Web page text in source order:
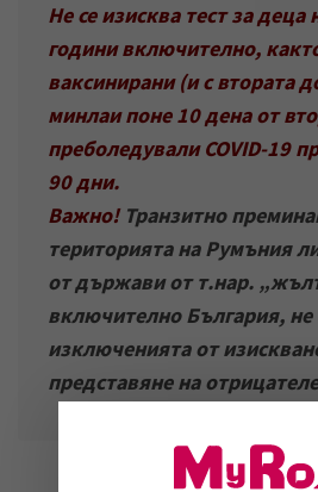
Не се изисква тест за деца
години включително,
ваксинирани (и с втората
минлаи поне 10 дена от
преболедували COVID-19
90 дни.
Важно!Транзитно
територията на Румъния
от държави от т.нар.
включително България, не
изключенията от
представяне на